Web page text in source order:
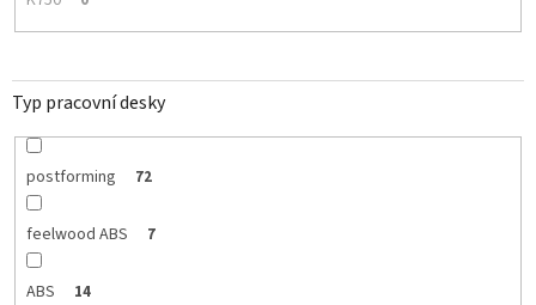
Typ pracovní desky
postforming 72
feelwood ABS 7
ABS 14